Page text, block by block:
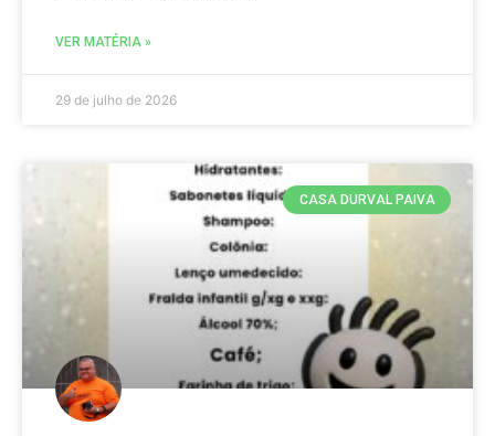
VER MATÉRIA »
29 de julho de 2026
CASA DURVAL PAIVA